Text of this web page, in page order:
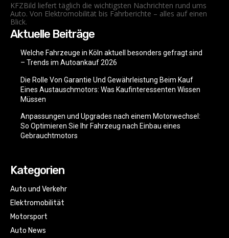
KFZBild liefert täglich die wichtigsten Nachrichten rund ums
Auto. Von Elektromobilität bis Fahrberichte – alles auf einen
Blick.
Aktuelle Beiträge
Welche Fahrzeuge in Köln aktuell besonders gefragt sind
– Trends im Autoankauf 2026
Die Rolle Von Garantie Und Gewährleistung Beim Kauf
Eines Austauschmotors: Was Kaufinteressenten Wissen
Müssen
Anpassungen und Upgrades nach einem Motorwechsel:
So Optimieren Sie Ihr Fahrzeug nach Einbau eines
Gebrauchtmotors
Kategorien
Auto und Verkehr
Elektromobilität
Motorsport
Auto News